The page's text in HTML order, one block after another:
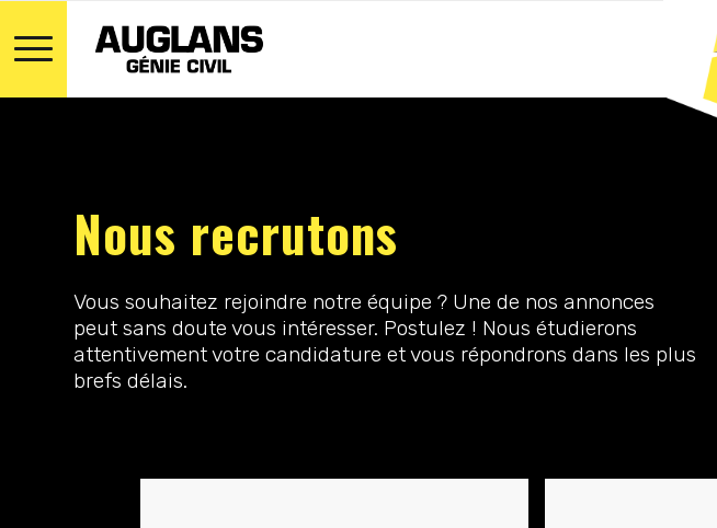
Nous recrutons
Vous souhaitez rejoindre notre équipe ? Une de nos annonces
peut sans doute vous intéresser. Postulez ! Nous étudierons
attentivement votre candidature et vous répondrons dans les plus
brefs délais.